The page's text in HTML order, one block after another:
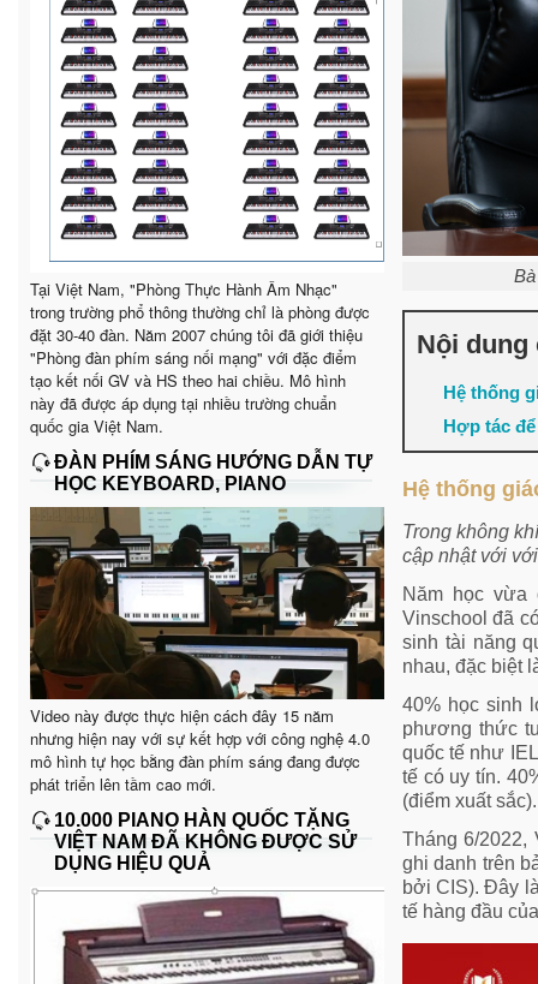
Tại Việt Nam, "Phòng Thực Hành Âm Nhạc"
trong trường phổ thông thường chỉ là phòng được
đặt 30-40 đàn. Năm 2007 chúng tôi đã giới thiệu
"Phòng đàn phím sáng nối mạng" với đặc điểm
tạo kết nối GV và HS theo hai chiều. Mô hình
này đã được áp dụng tại nhiều trường chuẩn
quốc gia Việt Nam.
ĐÀN PHÍM SÁNG HƯỚNG DẪN TỰ
HỌC KEYBOARD, PIANO
Video này được thực hiện cách đây 15 năm
nhưng hiện nay với sự kết hợp với công nghệ 4.0
mô hình tự học bằng đàn phím sáng đang được
phát triển lên tầm cao mới.
10.000 PIANO HÀN QUỐC TẶNG
VIỆT NAM ĐÃ KHÔNG ĐƯỢC SỬ
DỤNG HIỆU QUẢ
Nội dung
Hệ thống
Hợp tác
Hệ thống
Trong không
cập nhật với
Năm học vừa
Vinschool đã
sinh tài năng
nhau, đặc biệt
40% học sinh
phương thức
quốc tế như
tế có uy tín.
(điểm xuất sắc).
Tháng 6/2022,
ghi danh trên
bởi CIS). Đây
tế hàng đầu